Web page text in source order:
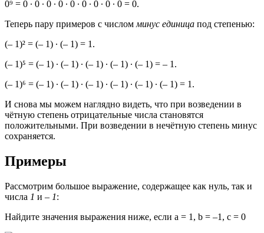
0⁹ = 0 ∙ 0 ∙ 0 ∙ 0 ∙ 0 ∙ 0 ∙ 0 ∙ 0 ∙ 0 = 0.
Теперь пару примеров с числом минус единица под степенью:
(– 1)² = (– 1) ∙ (– 1) = 1.
(– 1)⁵ = (– 1) ∙ (– 1) ∙ (– 1) ∙ (– 1) ∙ (– 1) = – 1.
(– 1)⁶ = (– 1) ∙ (– 1) ∙ (– 1) ∙ (– 1) ∙ (– 1) ∙ (– 1) = 1.
И снова мы можем наглядно видеть, что при возведении в
чётную степень отрицательные числа становятся
положительными. При возведении в нечётную степень минус
сохраняется.
Примеры
Рассмотрим большое выражение, содержащее как нуль, так и
числа 1 и – 1:
Найдите значения выражения ниже, если a = 1, b = –1, c = 0